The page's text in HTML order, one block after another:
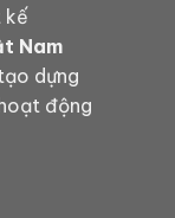
kế
Nam
dựng
động